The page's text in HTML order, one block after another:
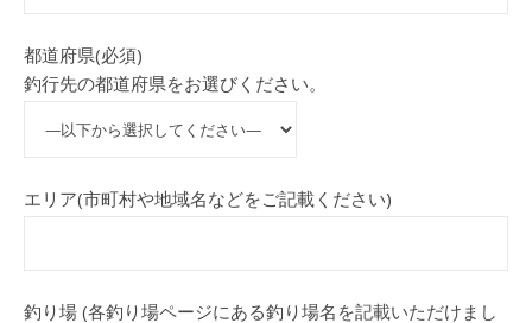
都道府県(必須)
釣行先の都道府県をお選びください。
エリア(市町村や地域名などをご記載ください)
釣り場 (各釣り場ページにある釣り場名を記載いただけまし